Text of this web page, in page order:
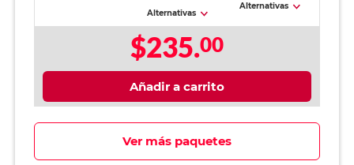
Alternativas
Alternativas
$235.00
Añadir a carrito
Ver más paquetes